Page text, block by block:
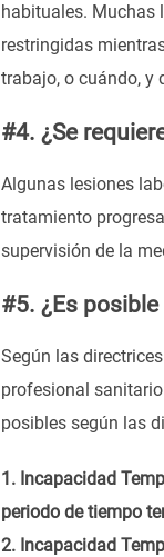
habituales. Muchas
restringidas
trabajo, o cuándo, y
#4. ¿Se
Algunas lesiones
tratamiento
supervisión de la
#5. ¿Es
Según las
profesional
posibles según las
1. Incapacidad
periodo de tiempo
2. Incapacidad